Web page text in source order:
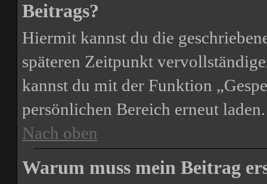
Beitrags?
Hiermit kannst du die
späteren Zeitpunkt
kannst du mit der Funktion
persönlichen Bereich erneut laden.
Nach oben
Warum muss mein Beitrag